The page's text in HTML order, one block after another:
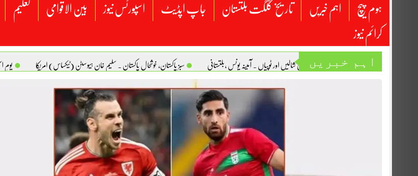
ہوم پیچ اہم خبریں تاریخ گلگت بلتستان جاپ اپڈیٹ اسپورٹس نیوز بین الاقوامی تعلیم
کرائم نیوز
اہم خبریں بلتی شالیں اور ٹوپیاں . آمینہ یونس ،بلتستانی سبز پاکستان، خوشحال پاکستان . سلیم خان ہیوسٹن (ٹیکساس) امریکا یومِ
احساس، انسانیت کی اصل پہچان. یاسر دانیال صابری